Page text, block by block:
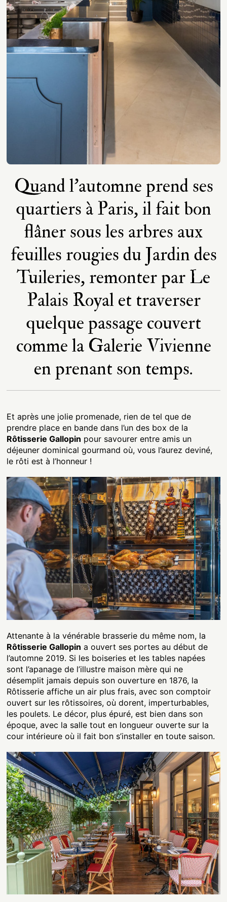
Quand l'automne prend ses
quartiers à Paris, il fait bon
flâner sous les arbres aux
feuilles rougies du Jardin des
Tuileries, remonter par Le
Palais Royal et traverser
quelque passage couvert
comme la Galerie Vivienne
en prenant son temps.
Et après une jolie promenade, rien de tel que de
prendre place en bande dans l’un des box de la
Rôtisserie Gallopin pour savourer entre amis un
déjeuner dominical gourmand où, vous l’aurez deviné,
le rôti est à l’honneur !
Attenante à la vénérable brasserie du même nom, la
Rôtisserie Gallopin a ouvert ses portes au début de
l’automne 2019. Si les boiseries et les tables napées
sont l’apanage de l’illustre maison mère qui ne
désemplit jamais depuis son ouverture en 1876, la
Rôtisserie affiche un air plus frais, avec son comptoir
ouvert sur les rôtissoires, où dorent, imperturbables,
les poulets. Le décor, plus épuré, est bien dans son
époque, avec la salle tout en longueur ouverte sur la
cour intérieure où il fait bon s’installer en toute saison.